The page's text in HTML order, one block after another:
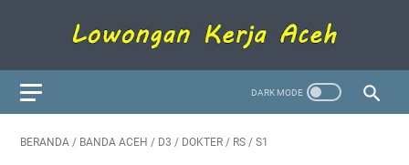
BERANDA / BANDA ACEH / D3 / DOKTER / RS / S1